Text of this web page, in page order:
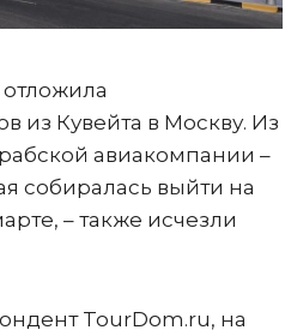
из Кувейта в Москву. Из
авиакомпании –
собиралась выйти на
– также исчезли
TourDom.ru, на